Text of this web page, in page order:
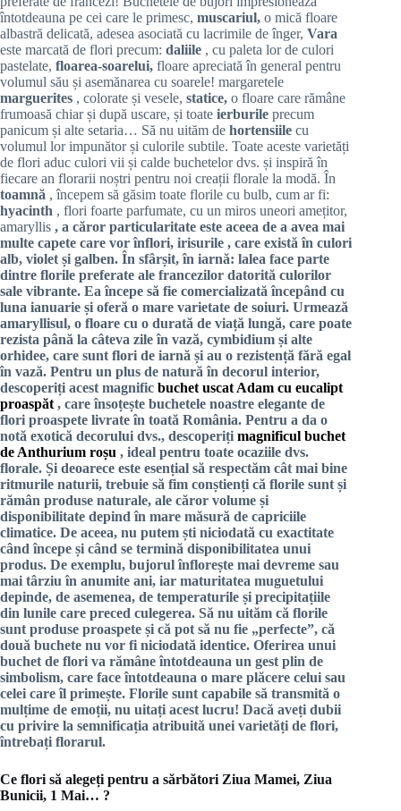
întotdeauna pe cei care le primesc, muscariul, o mică floare
albastră delicată, adesea asociată cu lacrimile de înger, Vara
este marcată de flori precum: daliile , cu paleta lor de culori
pastelate, floarea-soarelui, floare apreciată în general pentru
volumul său și asemănarea cu soarele! margaretele
marguerites , colorate și vesele, statice, o floare care rămâne
frumoasă chiar și după uscare, și toate ierburile precum
panicum și alte setaria… Să nu uităm de hortensiile cu
volumul lor impunător și culorile subtile. Toate aceste varietăți
de flori aduc culori vii și calde buchetelor dvs. și inspiră în
fiecare an florarii noștri pentru noi creații florale la modă. În
toamnă , începem să găsim toate florile cu bulb, cum ar fi:
hyacinth , flori foarte parfumate, cu un miros uneori amețitor,
amaryllis , a căror particularitate este aceea de a avea mai
multe capete care vor înflori, irisurile , care există în culori
alb, violet și galben. În sfârșit, în iarnă: lalea face parte
dintre florile preferate ale francezilor datorită culorilor
sale vibrante. Ea începe să fie comercializată începând cu
luna ianuarie și oferă o mare varietate de soiuri. Urmează
amaryllisul, o floare cu o durată de viață lungă, care poate
rezista până la câteva zile în vază, cymbidium și alte
orhidee, care sunt flori de iarnă și au o rezistență fără egal
în vază. Pentru un plus de natură în decorul interior,
descoperiți acest magnific buchet uscat Adam cu eucalipt
proaspăt, care însoțește buchetele noastre elegante de
flori proaspete livrate în toată România. Pentru a da o
notă exotică decorului dvs., descoperiți magnificul buchet
de Anthurium roșu , ideal pentru toate ocaziile dvs.
florale. Și deoarece este esențial să respectăm cât mai bine
ritmurile naturii, trebuie să fim conștienți că florile sunt și
rămân produse naturale, ale căror volume și
disponibilitate depind în mare măsură de capriciile
climatice. De aceea, nu putem ști niciodată cu exactitate
când începe și când se termină disponibilitatea unui
produs. De exemplu, bujorul înflorește mai devreme sau
mai târziu în anumite ani, iar maturitatea muguetului
depinde, de asemenea, de temperaturile și precipitațiile
din lunile care preced culegerea. Să nu uităm că florile
sunt produse proaspete și că pot să nu fie „perfecte”, că
două buchete nu vor fi niciodată identice. Oferirea unui
buchet de flori va rămâne întotdeauna un gest plin de
simbolism, care face întotdeauna o mare plăcere celui sau
celei care îl primește. Florile sunt capabile să transmită o
mulțime de emoții, nu uitați acest lucru! Dacă aveți dubii
cu privire la semnificația atribuită unei varietăți de flori,
întrebați florarul.
Ce flori să alegeți pentru a sărbători Ziua Mamei, Ziua
Bunicii, 1 Mai… ?